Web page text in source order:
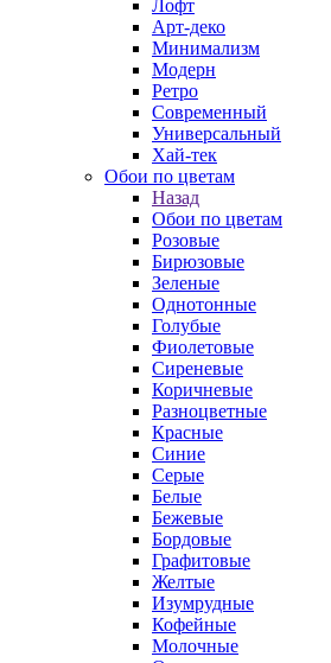
Лофт
Арт-деко
Минимализм
Модерн
Ретро
Современный
Универсальный
Хай-тек
Обои по цветам
Назад
Обои по цветам
Розовые
Бирюзовые
Зеленые
Однотонные
Голубые
Фиолетовые
Сиреневые
Коричневые
Разноцветные
Красные
Синие
Серые
Белые
Бежевые
Бордовые
Графитовые
Желтые
Изумрудные
Кофейные
Молочные